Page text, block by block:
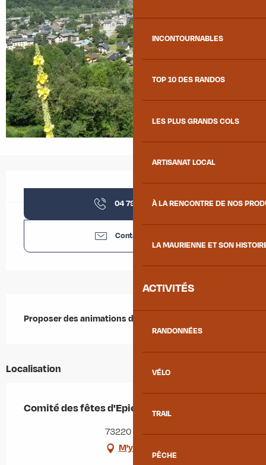
INCONTOURNABLES
TOP 10 DES RANDOS
LES PLUS GRANDS COLS
ARTISANAT LOCAL
À LA RENCONTRE DE NOS
LA MAURIENNE ET SON
ACTIVITÉS
RANDONNÉES
VÉLO
TRAIL
PÊCHE
04 79 36 32▒▒
Contactez-nous
Proposer des animations dans le village d'Epierre.
Localisation
Comité des fêtes d'Epierre
73220 Épierre
M'y rendre